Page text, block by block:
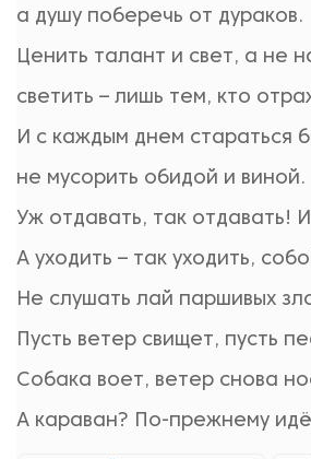
а душу поберечь от дураков.
Ценить талант и свет, а не
светить – лишь тем, кто
И с каждым днем стараться
не мусорить обидой и виной.
Уж отдавать, так отдавать!
А уходить – так уходить,
Не слушать лай паршивых
Пусть ветер свищет, пусть
Собака воет, ветер снова
А караван? По-прежнему